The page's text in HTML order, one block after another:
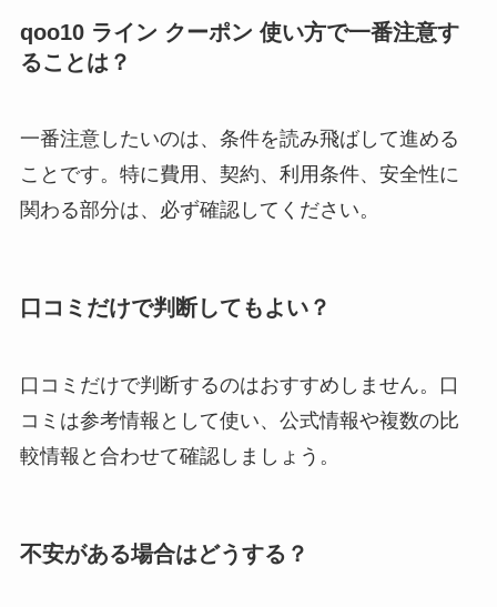
qoo10 ライン クーポン 使い方で一番注意す
ることは？
一番注意したいのは、条件を読み飛ばして進める
ことです。特に費用、契約、利用条件、安全性に
関わる部分は、必ず確認してください。
口コミだけで判断してもよい？
口コミだけで判断するのはおすすめしません。口
コミは参考情報として使い、公式情報や複数の比
較情報と合わせて確認しましょう。
不安がある場合はどうする？